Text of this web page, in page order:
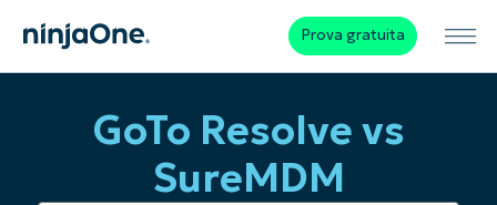
Prova gratuita
GoTo Resolve vs
SureMDM